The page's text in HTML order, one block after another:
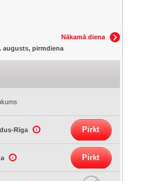
Nākamā diena
augusts, pirmdiena
Rīga Pirkt
Pirkt